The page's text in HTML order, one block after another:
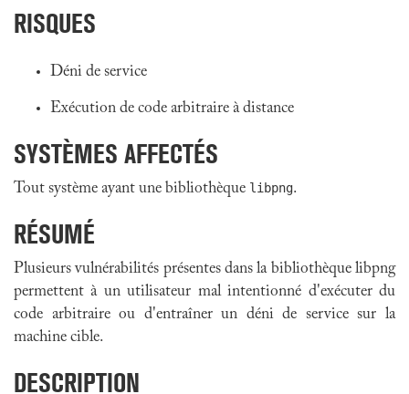
RISQUES
Déni de service
Exécution de code arbitraire à distance
SYSTÈMES AFFECTÉS
Tout système ayant une bibliothèque libpng.
RÉSUMÉ
Plusieurs vulnérabilités présentes dans la bibliothèque libpng
permettent à un utilisateur mal intentionné d'exécuter du
code arbitraire ou d'entraîner un déni de service sur la
machine cible.
DESCRIPTION